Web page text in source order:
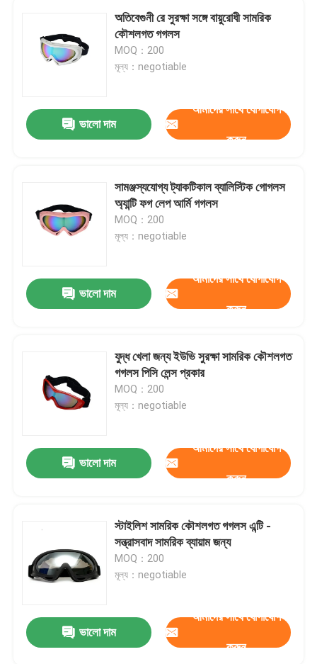
অতিবেগুনী রে সুরক্ষা সঙ্গে বায়ুরোধী সামরিক
কৌশলগত গগলস
MOQ：200
মূল্য：negotiable
ভালো দাম
আমাদের সাথে যোগাযোগ
করুন
সামঞ্জস্যযোগ্য ট্যাকটিকাল ব্যালিস্টিক গোগলস
অ্যান্টি ফগ লেপ আর্মি গগলস
MOQ：200
মূল্য：negotiable
ভালো দাম
আমাদের সাথে যোগাযোগ
করুন
যুদ্ধ খেলা জন্য ইউভি সুরক্ষা সামরিক কৌশলগত
গগলস পিসি লেন্স প্রকার
MOQ：200
মূল্য：negotiable
ভালো দাম
আমাদের সাথে যোগাযোগ
করুন
স্টাইলিশ সামরিক কৌশলগত গগলস এন্টি -
সন্ত্রাসবাদ সামরিক ব্যায়াম জন্য
MOQ：200
মূল্য：negotiable
ভালো দাম
আমাদের সাথে যোগাযোগ
করুন